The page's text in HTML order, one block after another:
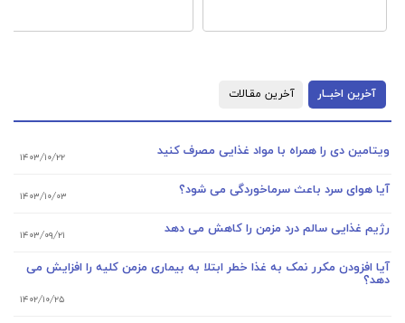
آخرین اخبــار آخرین مقـالات
ویتامین دی را همراه با مواد غذایی مصرف کنید ۱۴۰۳/۱۰/۲۲
آیا هوای سرد باعث سرماخوردگی می شود؟ ۱۴۰۳/۱۰/۰۳
رژیم غذایی سالم درد مزمن را کاهش می دهد ۱۴۰۳/۰۹/۲۱
آیا افزودن مکرر نمک به غذا خطر ابتلا به بیماری مزمن کلیه را افزایش می
دهد؟
۱۴۰۲/۱۰/۲۵